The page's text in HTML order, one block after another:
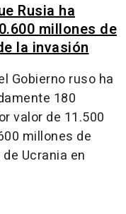
Rusia ha
millones de
la invasión
Gobierno ruso ha
180
valor de 11.500
millones de
Ucrania en